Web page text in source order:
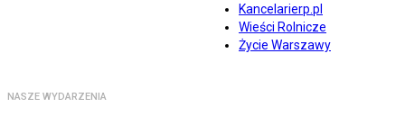
Kancelarierp.pl
Wieści Rolnicze
Życie Warszawy
NASZE WYDARZENIA